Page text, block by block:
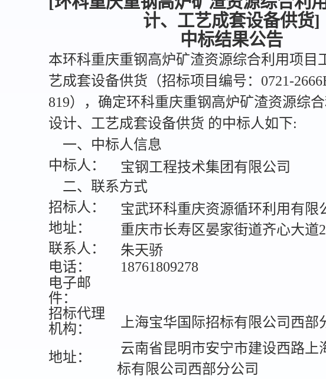
计、工艺成套设备供货]
中标结果公告
本环科重庆重钢高炉矿渣资源综合利用项目
艺成套设备供货（招标项目编号：0721-
819），确定环科重庆重钢高炉矿渣资源综
设计、工艺成套设备供货 的中标人如下:
一、中标人信息
中标人：
宝钢工程技术集团有限公司
二、联系方式
招标人：
宝武环科重庆资源循环利用有限
地址：
重庆市长寿区晏家街道齐心大道
联系人：
朱天骄
电话：
18761809278
电子邮
件：
招标代理
机构：
上海宝华国际招标有限公司西部
地址：
云南省昆明市安宁市建设西路上
标有限公司西部分公司